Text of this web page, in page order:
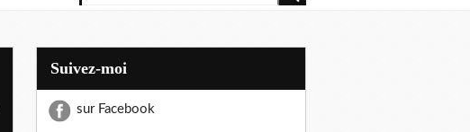
Suivez-moi
sur Facebook